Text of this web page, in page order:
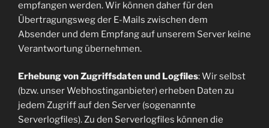
empfangen werden. Wir können daher für den
Übertragungsweg der E-Mails zwischen dem
Absender und dem Empfang auf unserem Server keine
Verantwortung übernehmen.
Erhebung von Zugriffsdaten und Logfiles: Wir selbst
(bzw. unser Webhostinganbieter) erheben Daten zu
jedem Zugriff auf den Server (sogenannte
Serverlogfiles). Zu den Serverlogfiles können die